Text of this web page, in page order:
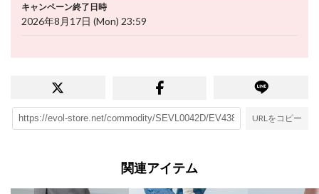
キャンペーン終了日時
2026年8月17日 (Mon) 23:59
URLをコピー
関連アイテム